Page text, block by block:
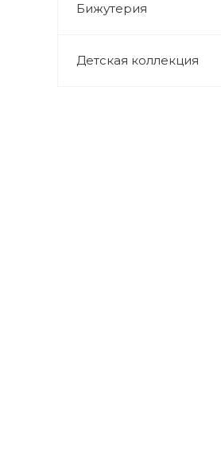
Бижутерия
Детская коллекция